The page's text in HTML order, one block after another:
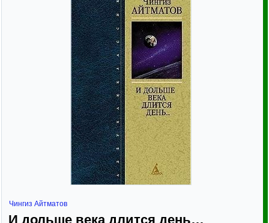
Чингиз Айтматов
И дольше века длится день…